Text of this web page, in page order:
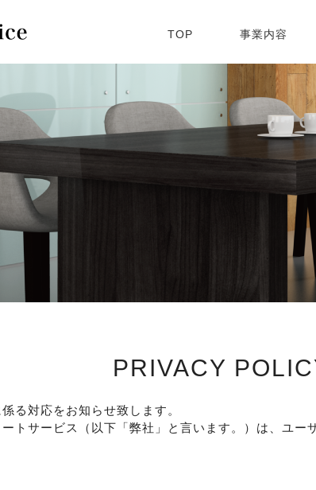
TOP 事業内容
PRIVACY
る対応をお知らせ致します。
トサービス（以下「弊社」と言います。）は、ユー